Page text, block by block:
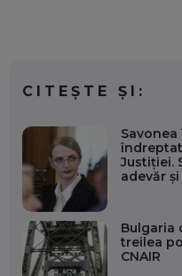
CITEȘTE ȘI:
Justiției.
adevăr
Bulgaria
treilea
CNAIR